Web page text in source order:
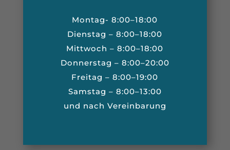
Montag- 8:00–18:00
Dienstag – 8:00–18:00
Mittwoch – 8:00–18:00
Donnerstag – 8:00–20:00
Freitag – 8:00–19:00
Samstag – 8:00–13:00
und nach Vereinbarung